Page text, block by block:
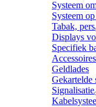
Systeem
Systeem
Tabak, pers
Displays
Specifiek
Geldlades
Gekartelde
Signalisatie